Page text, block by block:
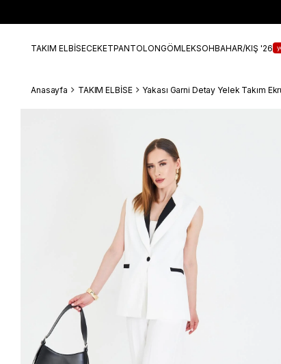
TAKIM ELBİSECEKETPANTOLONGÖMLEKSOHBAHAR/KIŞ '26
Anasayfa TAKIM ELBİSE Yakası Garni Detay Yelek Takım